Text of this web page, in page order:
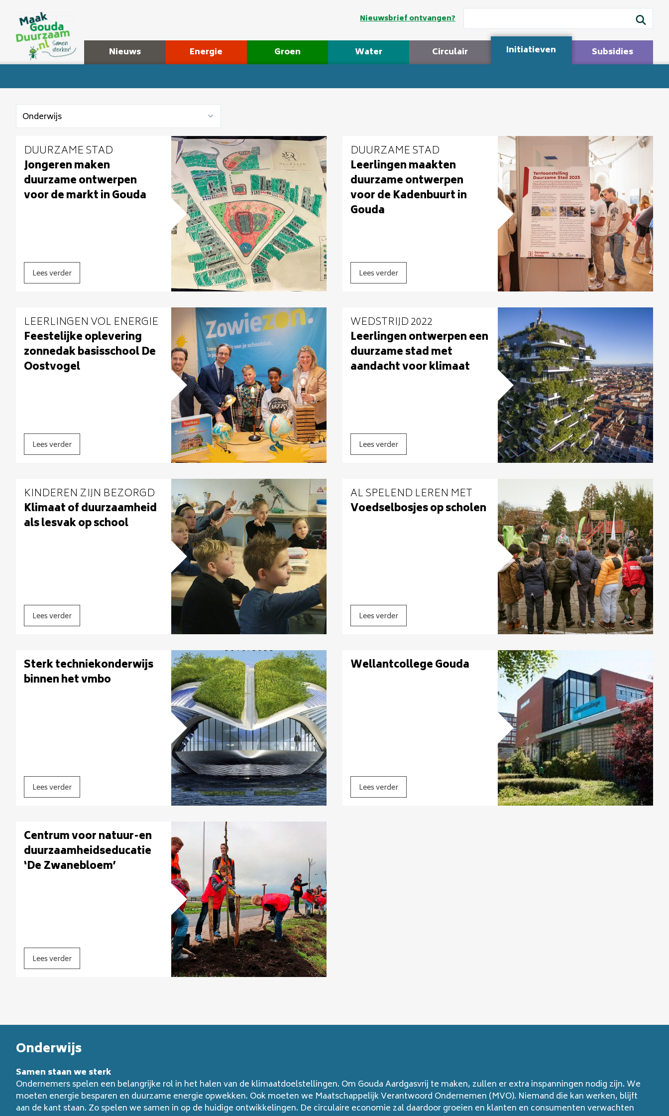
Nieuwsbrief ontvangen?
Nieuws Energie Groen Water Circulair Initiatieven Subsidies
DUURZAME STAD
Jongeren maken
duurzame ontwerpen
voor de markt in Gouda
Lees verder
DUURZAME STAD
Leerlingen maakten
duurzame ontwerpen
voor de Kadenbuurt in
Gouda
Lees verder
LEERLINGEN VOL ENERGIE
Feestelijke oplevering
zonnedak basisschool De
Oostvogel
Lees verder
WEDSTRIJD 2022
Leerlingen ontwerpen een
duurzame stad met
aandacht voor klimaat
Lees verder
KINDEREN ZIJN BEZORGD
Klimaat of duurzaamheid
als lesvak op school
Lees verder
AL SPELEND LEREN MET
Voedselbosjes op scholen
Lees verder
Sterk techniekonderwijs
binnen het vmbo
Lees verder
Wellantcollege Gouda
Lees verder
Centrum voor natuur-en
duurzaamheidseducatie
‘De Zwanebloem’
Lees verder
Onderwijs
Samen staan we sterk
Ondernemers spelen een belangrijke rol in het halen van de klimaatdoelstellingen. Om Gouda Aardgasvrij te maken, zullen er extra inspanningen nodig zijn. We
moeten energie besparen en duurzame energie opwekken. Ook moeten we Maatschappelijk Verantwoord Ondernemen (MVO). Niemand die kan werken, blijft
aan de kant staan. Zo spelen we samen in op de huidige ontwikkelingen. De circulaire economie zal daardoor groeien en klanten en consumenten verwachten